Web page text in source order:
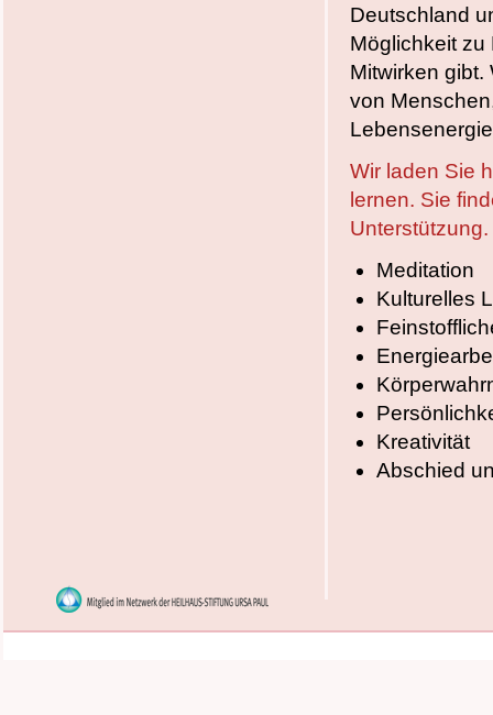
Deutschland
Möglichkeit zu
Mitwirken gibt.
von
Wir laden Sie
lernen. Sie
Unterstützung.
Meditation
Kulturelles
Kreativität
Abschied